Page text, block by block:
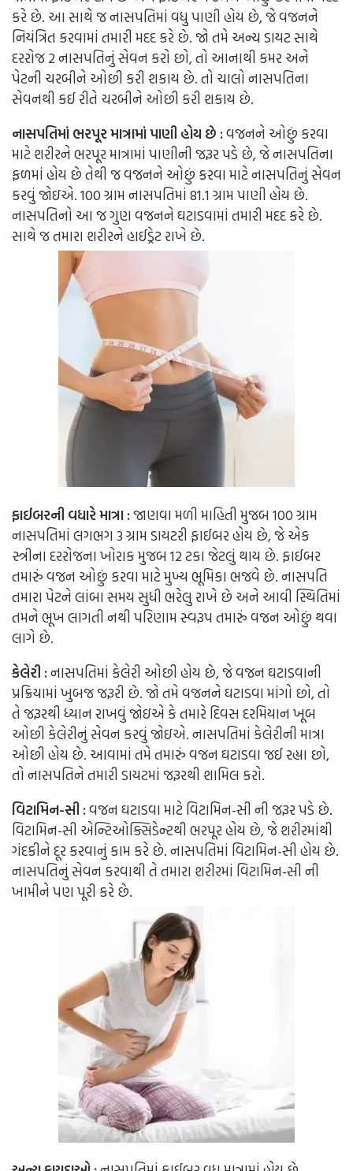
કરે છે. આ સાથે જ નાસપતિમાં વધુ પાણી હોય છે, જે વજનને
નિયંત્રિત કરવામાં તમારી મદદ કરે છે. જો તમે અન્ય ડાયટ સાથે
દરરોજ 2 નાસપતિનું સેવન કરો છો, તો આનાથી કમર અને
પેટની ચરબીને ઓછી કરી શકાય છે. તો ચાલો નાસપતિના
સેવનથી કઈ રીતે ચરબીને ઓછી કરી શકાય છે.
નાસપતિમાં ભરપૂર માત્રામાં પાણી હોય છે :વજનને ઓછું કરવા
માટે શરીરને ભરપૂર માત્રામાં પાણીની જરૂર પડે છે, જે નાસપતિના
ફળમાં હોય છે તેથી જ વજનને ઓછું કરવા માટે નાસપતિનું સેવન
કરવું જોઇએ. 100 ગ્રામ નાસપતિમાં 81.1 ગ્રામ પાણી હોય છે.
નાસપતિનો આ જ ગુણ વજનને ઘટાડવામાં તમારી મદદ કરે છે.
સાથે જ તમારા શરીરને હાઈડ્રેટ રાખે છે.
ફાઈબરની વધારે માત્રા :જાણવા મળી માહિતી મુજબ100 ગ્રામ
નાસપતિમાં લગભગ 3 ગ્રામ ડાયટરી ફાઈબર હોય છે, જે એક
સ્ત્રીના દરરોજના ખોરાક મુજબ 12 ટકા જેટલું થાય છે. ફાઈબર
તમારું વજન ઓછું કરવા માટે મુખ્ય ભૂમિકા ભજવે છે. નાસપતિ
તમારા પેટને લાંબા સમય સુધી ભરેલુરાખે છે અને આવી સ્થિતિમાં
તમને ભૂખ લાગતી નથી પરિણામ સ્વરૂપ તમારું વજન ઓછું થવા
લાગે છે.
કેલેરી :નાસપતિમાં કેલેરી ઓછી હોય છે, જે વજન ઘટાડવાની
પ્રક્રિયામાં ખુબજ જરૂરી છે. જો તમે વજનને ઘટાડવા માંગો છો, તો
તે જરૂરથી ધ્યાન રાખવું જોઇએ કે તમારે દિવસ દરમિયાન ખૂબ
ઓછી કેલેરીનું સેવન કરવું જોઇએ. નાસપતિમાં કેલેરીની માત્રા
ઓછી હોય છે. આવામાં તમે તમારું વજન ઘટાડવા જઈરહ્યા છો,
તો નાસપતિને તમારી ડાયટમાં જરૂરથી શામિલ કરો.
વિટામિન-સી :વજન ઘટાડવા માટે વિટામિન-સી ની જરૂર પડે છે.
વિટામિન-સી એન્ટિઓક્સિડેન્ટથી ભરપૂર હોય છે, જે શરીરમાંથી
ગંદકીને દૂર કરવાનું કામ કરે છે. નાસપતિમાં વિટામિન-સી હોય છે.
નાસપતિનું સેવન કરવાથી તે તમારા શરીરમાં વિટામિન-સી ની
ખામીને પણ પૂરી કરે છે.